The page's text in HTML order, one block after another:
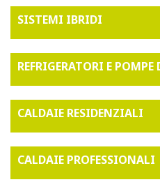
SISTEMI IBRIDI
REFRIGERATORI E
CALDAIE RESIDENZIALI
CALDAIE PROFESSIONALI